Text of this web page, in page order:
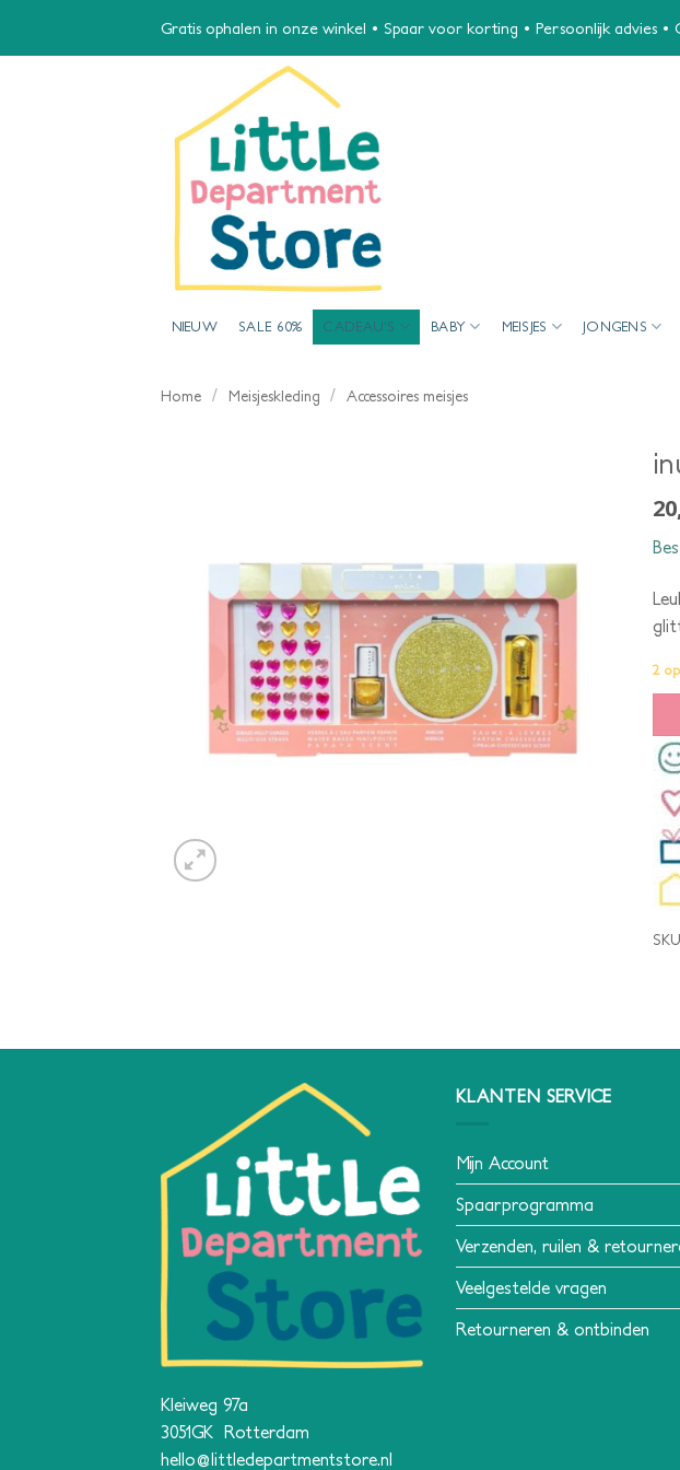
Gratis ophalen in onze winkel • Spaar voor korting • Persoonlijk advies
NIEUW SALE 60% CADEAU’S BABY MEISJES JONGENS
Home / Meisjeskleding / Accessoires meisjes
2
Kleiweg 97a
3051GK Rotterdam
hello@littledepartmentstore.nl
KLANTEN SERVICE
Mijn Account
Spaarprogramma
Verzenden, ruilen &
Veelgestelde vragen
Retourneren & ontbinden